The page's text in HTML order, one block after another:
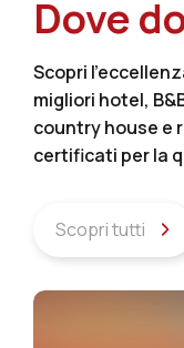
Dove
Scopri
migliori hotel,
country house e
certificati per la
Scopri tutti